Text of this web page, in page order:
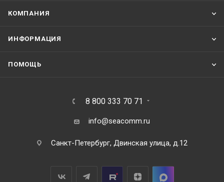
КОМПАНИЯ
ИНФОРМАЦИЯ
ПОМОЩЬ
8 800 333 70 71
info@seacomm.ru
Санкт-Петербург, Двинская улица, д.12